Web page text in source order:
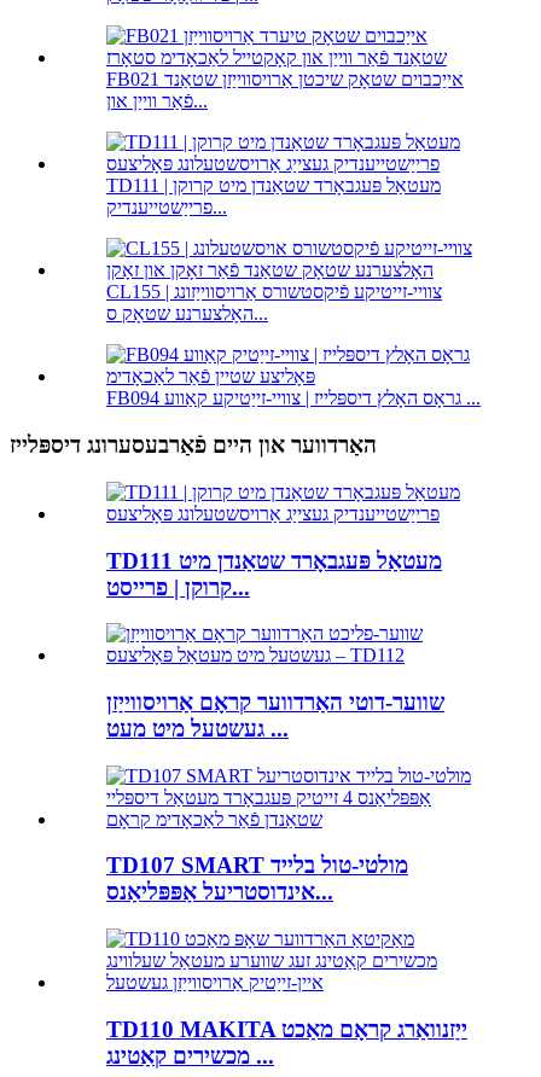
FB021 אייַכבוים שטאָק שיכטן אַרויסווייַזן שטאַנד
פֿאַר ווייַן און...
TD111 מעטאַל פּעגבאָרד שטאַנדן מיט קרוקן |
פרייַשטייענדיק...
CL155 צוויי-זייטיקע פֿיקסטשורס אַרויסווייַזונג |
האָלצערנע שטאָק ס...
FB094 גראָס האָלץ דיספּלייז | צוויי-זייַטיקע קאַווע ...
האַרדווער און היים פֿאַרבעסערונג דיספּלייז
TD111 מעטאַל פּעגבאָרד שטאַנדן מיט
קרוקן | פרייסט...
שווער-דוטי האַרדווער קראָם אַרויסווייַזן
געשטעל מיט מעט ...
TD107 SMART מולטי-טול בלייד
אינדוסטריעל אַפּפּליאַנס...
TD110 MAKITA ייַזנוואַרג קראָם מאַכט
מכשירים קאַטינג ...